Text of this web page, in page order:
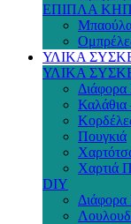
ΕΠΙΠΛΑ
ΥΛΙΚΑ
ΥΛΙΚΑ
Διάφορα
Καλάθια
Πουγκιά
Χαρτιά
DIY
Διάφορα